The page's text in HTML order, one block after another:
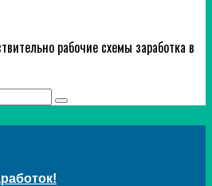
рабочие схемы заработка в